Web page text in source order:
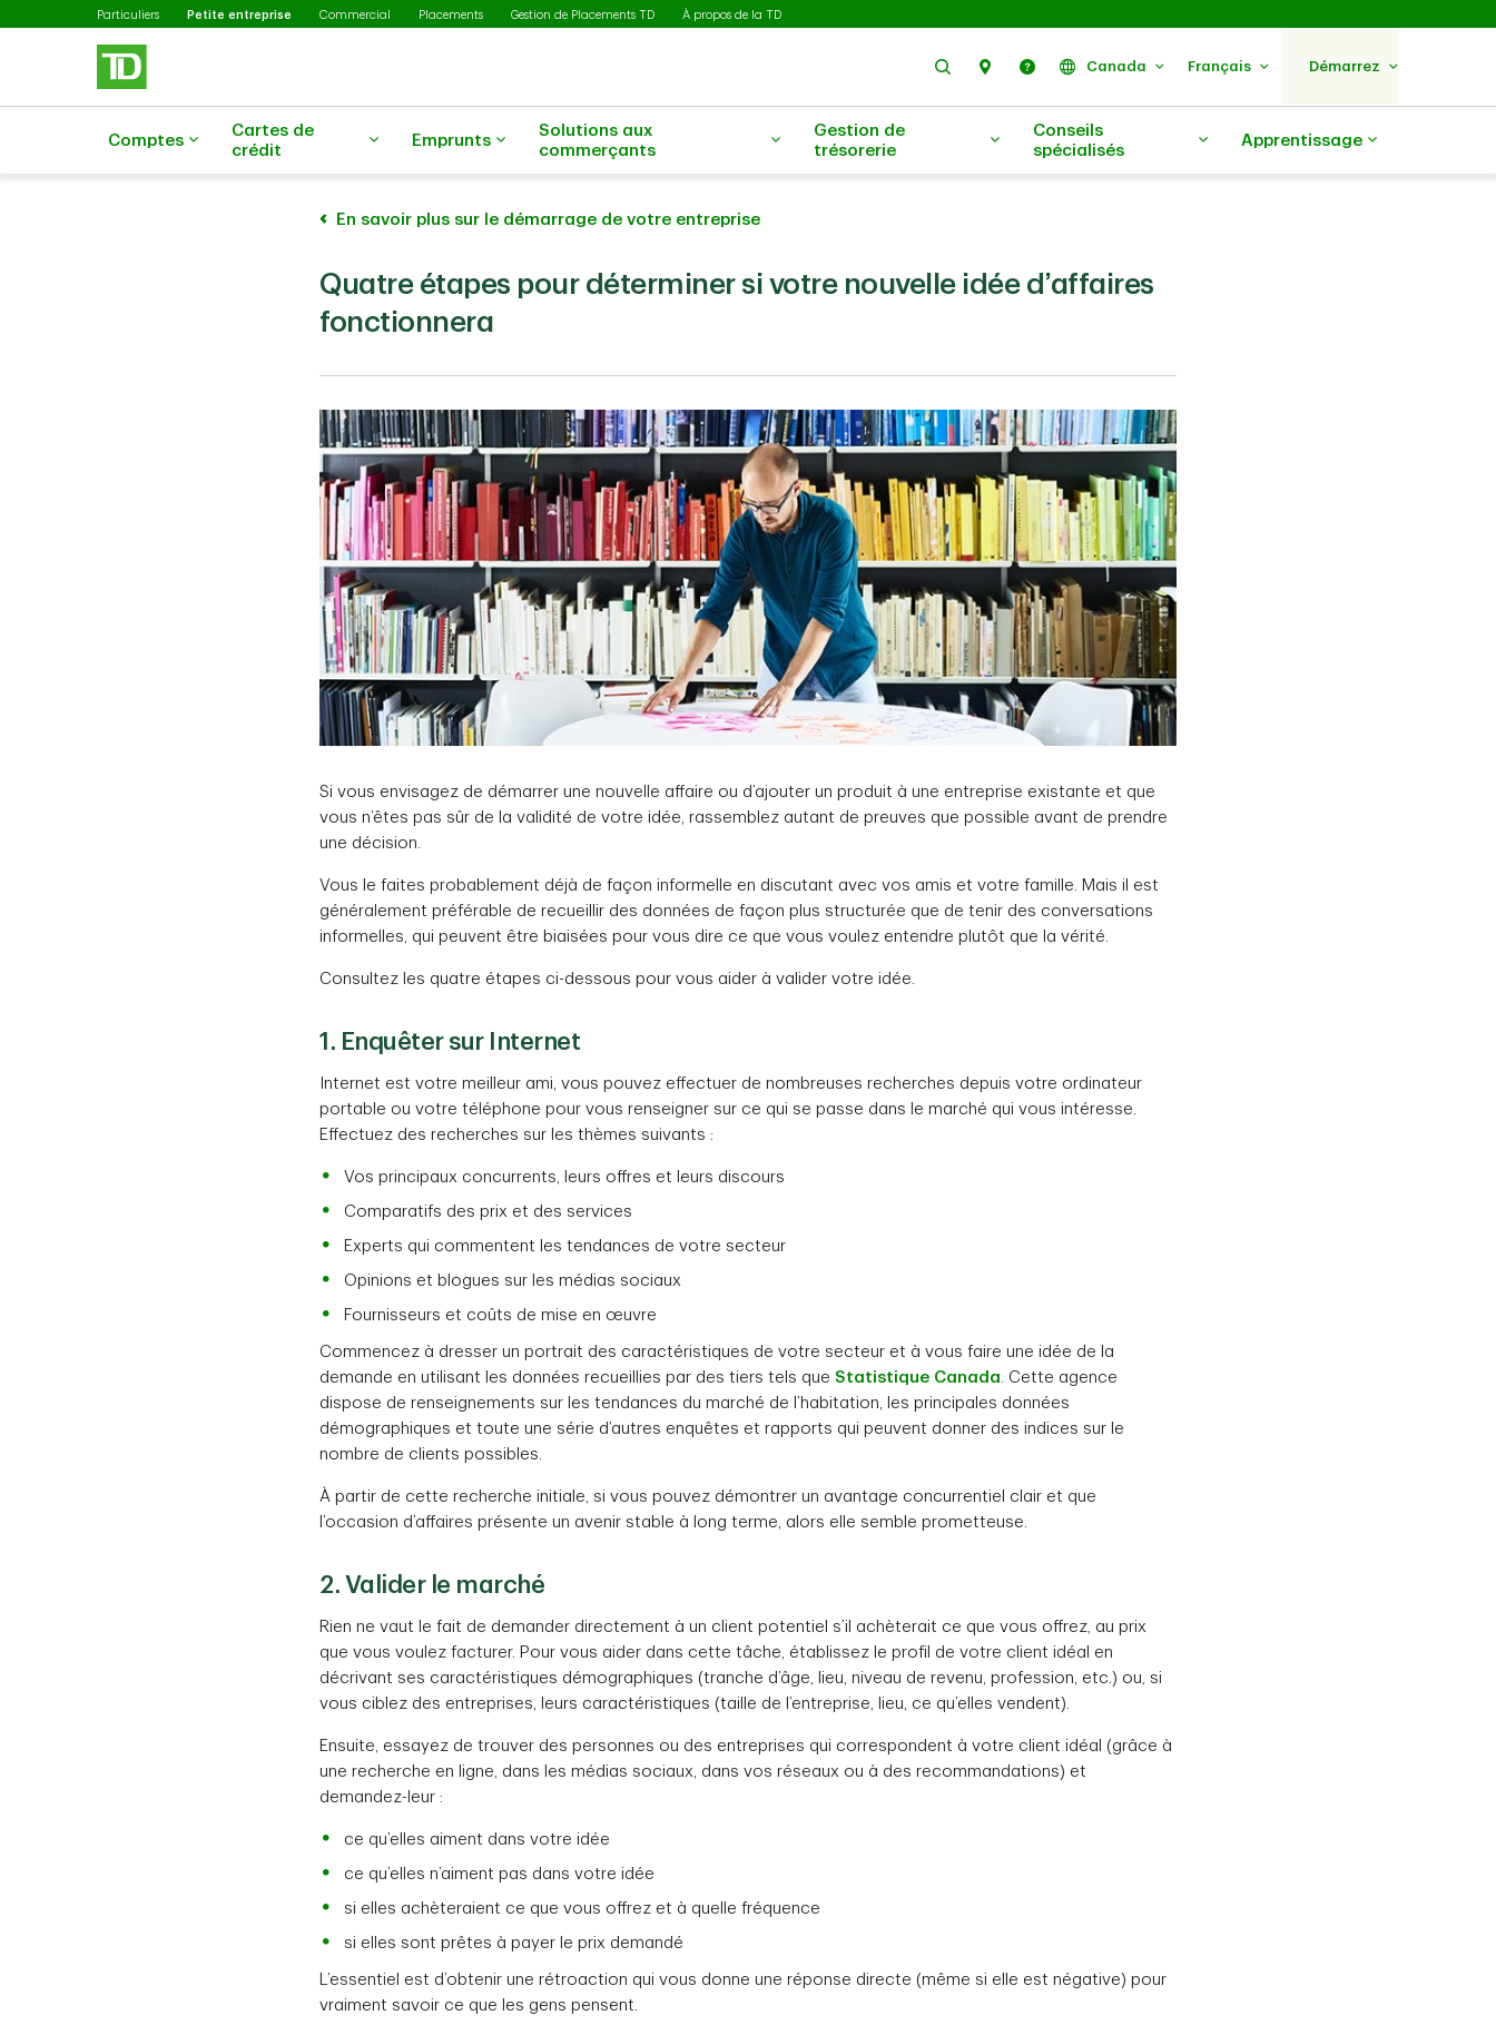
Passer au contenu principal
Particuliers Petite entreprise Sélectionné
Commercial Placements Gestion de Placements TD À propos de la TD
RechercherNous trouver
Aide Canada Français Démarrez
Comptes
Cartes de
crédit
Emprunts
Solutions aux
commerçants
Gestion de
trésorerie
Conseils
spécialisés
Apprentissage
En savoir plus sur le démarrage de votre entreprise
Quatre étapes pour déterminer si votre nouvelle idée d’affaires
fonctionnera
Si vous envisagez de démarrer une nouvelle affaire ou d’ajouter un produit à une entreprise existante et que
vous n’êtes pas sûr de la validité de votre idée, rassemblez autant de preuves que possible avant de prendre
une décision.
Vous le faites probablement déjà de façon informelle en discutant avec vos amis et votre famille. Mais il est
généralement préférable de recueillir des données de façon plus structurée que de tenir des conversations
informelles, qui peuvent être biaisées pour vous dire ce que vous voulez entendre plutôt que la vérité.
Consultez les quatre étapes ci-dessous pour vous aider à valider votre idée.
1. Enquêter sur Internet
Internet est votre meilleur ami, vous pouvez effectuer de nombreuses recherches depuis votre ordinateur
portable ou votre téléphone pour vous renseigner sur ce qui se passe dans le marché qui vous intéresse.
Effectuez des recherches sur les thèmes suivants :
Vos principaux concurrents, leurs offres et leurs discours
Comparatifs des prix et des services
Experts qui commentent les tendances de votre secteur
Opinions et blogues sur les médias sociaux
Fournisseurs et coûts de mise en œuvre
Commencez à dresser un portrait des caractéristiques de votre secteur et à vous faire une idée de la
demande en utilisant les données recueillies par des tiers tels que Statistique Canada . Cette agence
dispose de renseignements sur les tendances du marché de l’habitation, les principales données
démographiques et toute une série d’autres enquêtes et rapports qui peuvent donner des indices sur le
nombre de clients possibles.
À partir de cette recherche initiale, si vous pouvez démontrer un avantage concurrentiel clair et que
l’occasion d’affaires présente un avenir stable à long terme, alors elle semble prometteuse.
2. Valider le marché
Rien ne vaut le fait de demander directement à un client potentiel s’il achèterait ce que vous offrez, au prix
que vous voulez facturer. Pour vous aider dans cette tâche, établissez le profil de votre client idéal en
décrivant ses caractéristiques démographiques (tranche d’âge, lieu, niveau de revenu, profession, etc.) ou, si
vous ciblez des entreprises, leurs caractéristiques (taille de l’entreprise, lieu, ce qu’elles vendent).
Ensuite, essayez de trouver des personnes ou des entreprises qui correspondent à votre client idéal (grâce à
une recherche en ligne, dans les médias sociaux, dans vos réseaux ou à des recommandations) et
demandez-leur :
ce qu’elles aiment dans votre idée
ce qu’elles n’aiment pas dans votre idée
si elles achèteraient ce que vous offrez et à quelle fréquence
si elles sont prêtes à payer le prix demandé
L’essentiel est d’obtenir une rétroaction qui vous donne une réponse directe (même si elle est négative) pour
vraiment savoir ce que les gens pensent.